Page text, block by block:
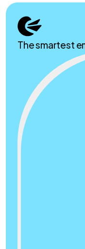
The smartest